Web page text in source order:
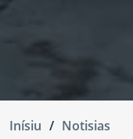
Inísiu
Notisias